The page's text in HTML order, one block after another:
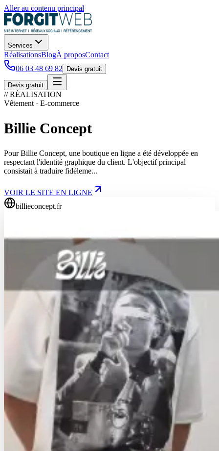
Aller au contenu principal
Services
RéalisationsBlogÀ proposContact
06 03 48 69 82
Devis gratuit
Devis gratuit
// RÉALISATION
Vêtement · E-commerce
Billie Concept
Pour Billie Concept, une boutique en ligne a été développée en
respectant l'identité graphique du client. L'objectif principal
consistait à traduire fidèleme...
VOIR LE SITE EN LIGNE
billieconcept.fr